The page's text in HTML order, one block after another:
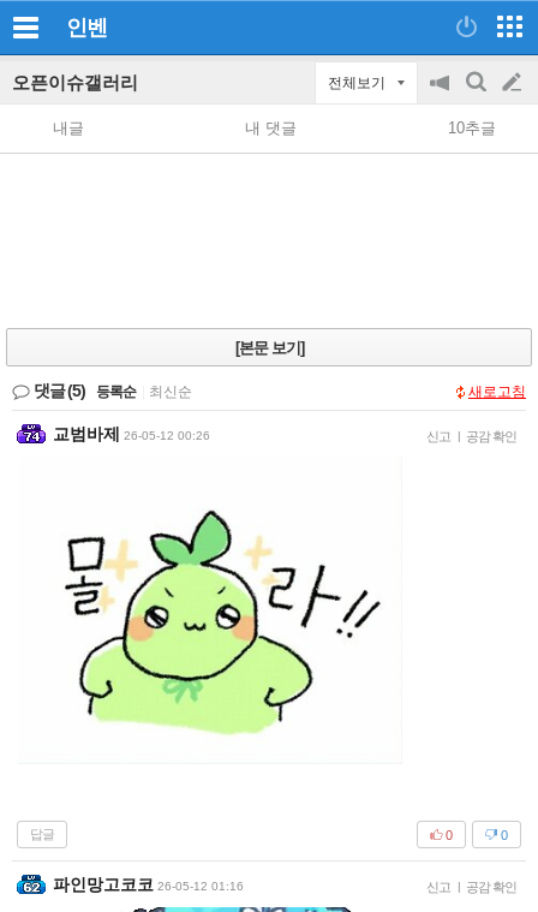
인벤
오픈이슈갤러리 전체보기
공
지
on/off
검
색
글
쓰
내글 내 댓글 10추글
[본문 보기]
댓글(5) 등록순 최신순 새로고침
교범바제 26-05-12 00:26 신고 | 공감 확인
답글 0
0
파인망고코코 26-05-12 01:16 신고 | 공감 확인